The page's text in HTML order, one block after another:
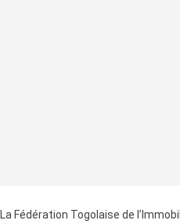
La Fédération Togolaise de